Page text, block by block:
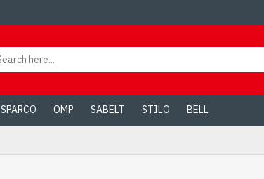
SPARCO OMP SABELT STILO BELL